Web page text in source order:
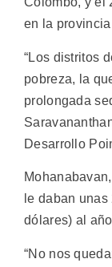
en la
“Los distritos
pobreza, la
prolongada
Desarrollo
le daban
dólares) al
“No nos